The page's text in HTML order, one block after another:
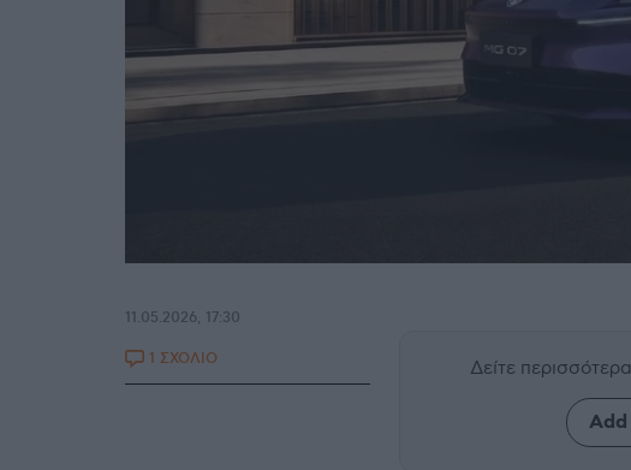
Δείτε
11.05.2026, 17:30
1 ΣΧΟΛΙΟ